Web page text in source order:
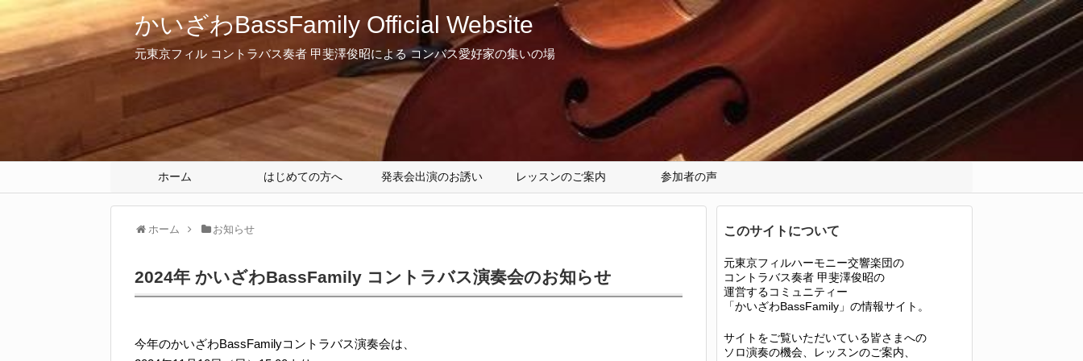
かいざわBassFamily Official Website
元東京フィル コントラバス奏者 甲斐澤俊昭による コンバス愛好家の集いの場
ホーム はじめての方へ 発表会出演のお誘い レッスンのご案内 参加者の声
ホーム お知らせ
2024年 かいざわBassFamily コントラバス演奏会のお知らせ
今年のかいざわBassFamilyコントラバス演奏会は、
このサイトについて
元東京フィルハーモニー交響楽団の
コントラバス奏者 甲斐澤俊昭の
運営するコミュニティー
「かいざわBassFamily」の情報サイト。
サイトをご覧いただいている皆さまへの
ソロ演奏の機会、レッスンのご案内、